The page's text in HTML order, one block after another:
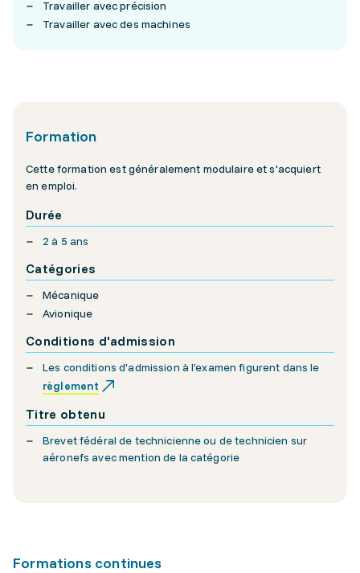
Travailler avec précision
Travailler avec des machines
Formation
Cette formation est généralement modulaire et s'acquiert
en emploi.
Durée
2 à 5 ans
Catégories
Mécanique
Avionique
Conditions d'admission
Les conditions d'admission à l’examen figurent dans le
règlement
Titre obtenu
Brevet fédéral de technicienne ou de technicien sur
aéronefs avec mention de la catégorie
Formations continues